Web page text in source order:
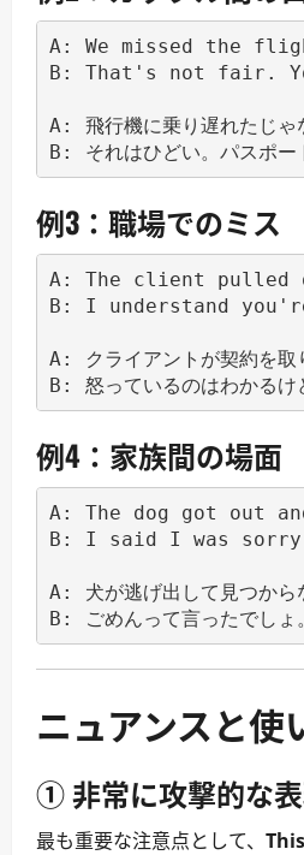
A: We missed the
B: That's not fair.
A: 飛行機に乗り遅れたじゃ
例3：職場でのミス
A: The client pulled
B: I understand
A: クライアントが契約を取
例4：家族間の場面
A: The dog got out
B: I said I was
A: 犬が逃げ出して見つから
ニュアンスと使
① 非常に攻撃的な
最も重要な注意点として、